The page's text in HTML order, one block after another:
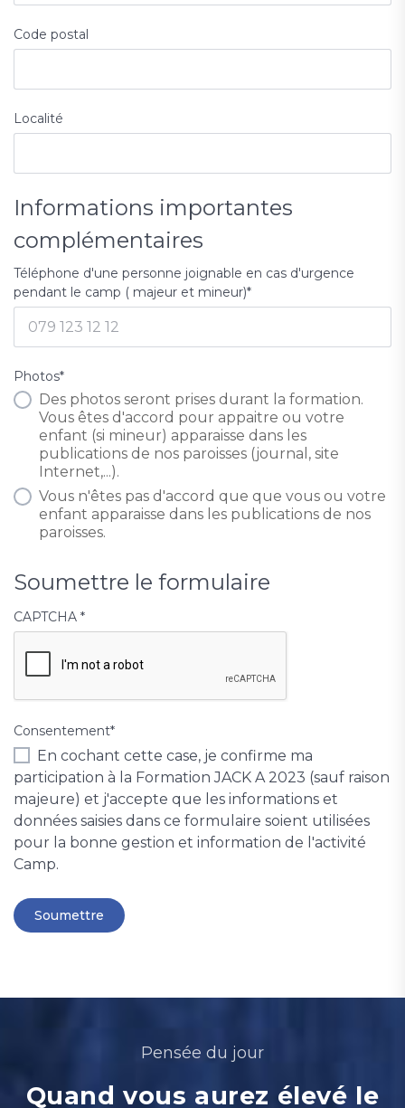
Code postal
Localité
Informations importantes
complémentaires
Téléphone d'une personne joignable en cas d'urgence
pendant le camp ( majeur et mineur)*
Photos*
Des photos seront prises durant la formation.
Vous êtes d'accord pour appaitre ou votre
enfant (si mineur) apparaisse dans les
publications de nos paroisses (journal, site
Internet,...).
Vous n'êtes pas d'accord que que vous ou votre
enfant apparaisse dans les publications de nos
paroisses.
Soumettre le formulaire
CAPTCHA *
Consentement*
En cochant cette case, je confirme ma
participation à la Formation JACK A 2023 (sauf raison
majeure) et j'accepte que les informations et
données saisies dans ce formulaire soient utilisées
pour la bonne gestion et information de l'activité
Camp.
Pensée du jour
Quand vous aurez élevé le